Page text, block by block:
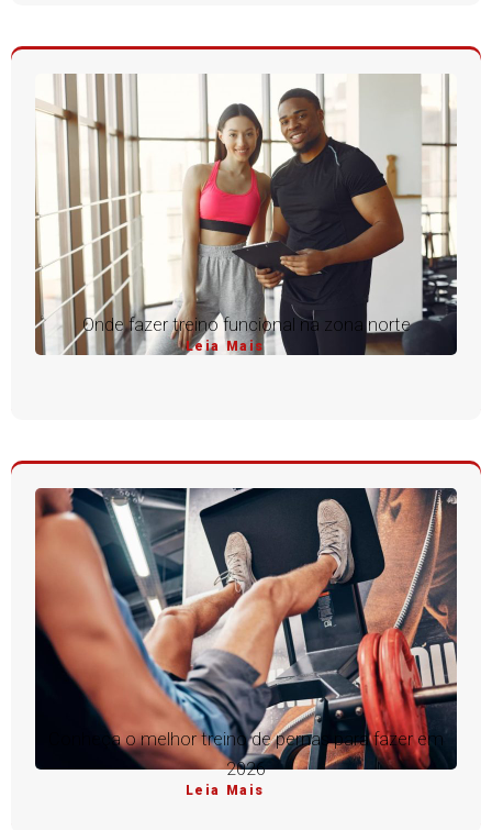
Onde fazer treino funcional na zona norte
Leia Mais
Conheça o melhor treino de pernas para fazer em
2026
Leia Mais